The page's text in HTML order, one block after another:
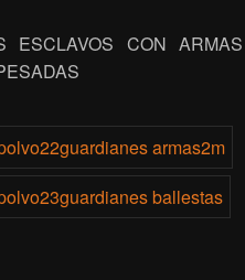
ESCLAVOS CON